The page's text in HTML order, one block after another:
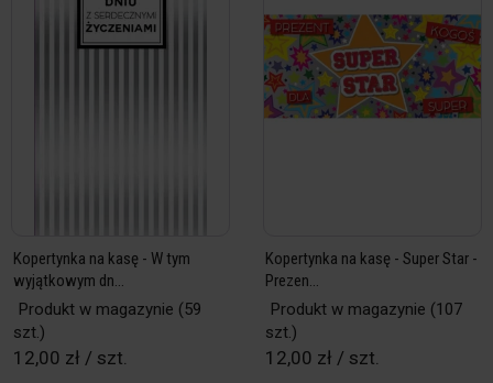
Kopertynka na kasę - W tym
wyjątkowym dn...
Produkt w magazynie (59
szt.)
12,00 zł / szt.
Kopertynka na kasę - Super Star -
Prezen...
Produkt w magazynie (107
szt.)
12,00 zł / szt.